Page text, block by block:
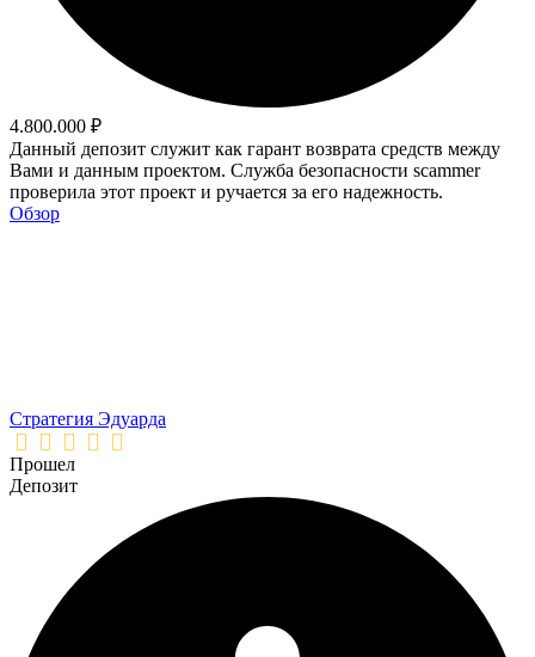
4.800.000 ₽
Данный депозит служит как гарант возврата средств между
Вами и данным проектом. Служба безопасности scammer
проверила этот проект и ручается за его надежность.
Обзор
Стратегия Эдуарда
Прошел
Депозит